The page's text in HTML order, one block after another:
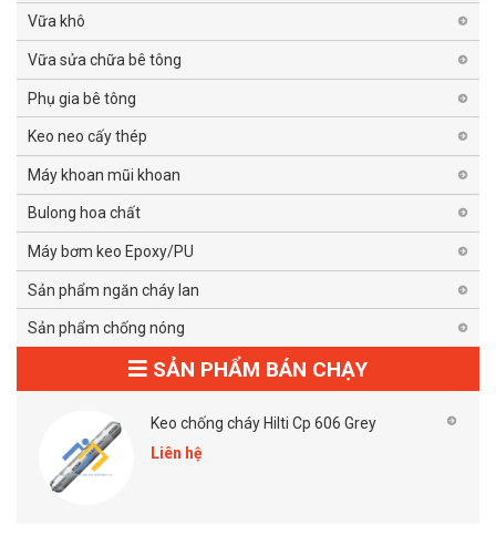
Vữa khô
Vữa sửa chữa bê tông
Phụ gia bê tông
Keo neo cấy thép
Máy khoan mũi khoan
Bulong hoa chất
Máy bơm keo Epoxy/PU
Sản phẩm ngăn cháy lan
Sản phẩm chống nóng
SẢN PHẨM BÁN CHẠY
Keo chống cháy Hilti Cp 606 Grey
Liên hệ